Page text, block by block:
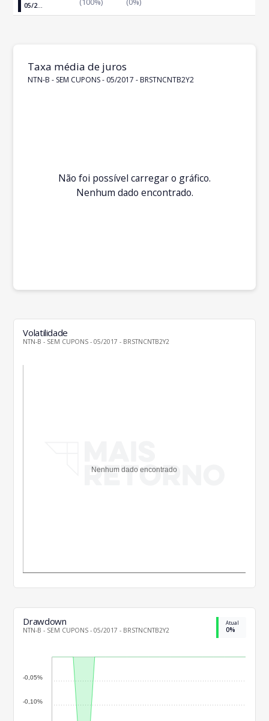
05/2...
Taxa média de juros
NTN-B - SEM CUPONS - 05/2017 - BRSTNCNTB2Y2
Não foi possível carregar o gráfico.
Nenhum dado encontrado.
Volatilidade
NTN-B - SEM CUPONS - 05/2017 - BRSTNCNTB2Y2
Nenhum dado encontrado
Drawdown
NTN-B - SEM CUPONS - 05/2017 - BRSTNCNTB2Y2
Atual
0%
-0,10%
-0,05%